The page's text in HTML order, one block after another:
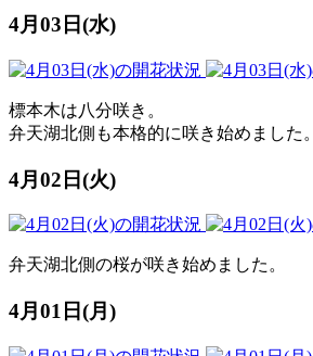
4月03日(水)
標本木は八分咲き。
弁天湖北側も本格的に咲き始めました。
4月02日(火)
弁天湖北側の桜が咲き始めました。
4月01日(月)